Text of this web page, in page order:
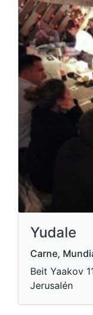
Yudale
Carne,
Beit Yaakov
Jerusalén